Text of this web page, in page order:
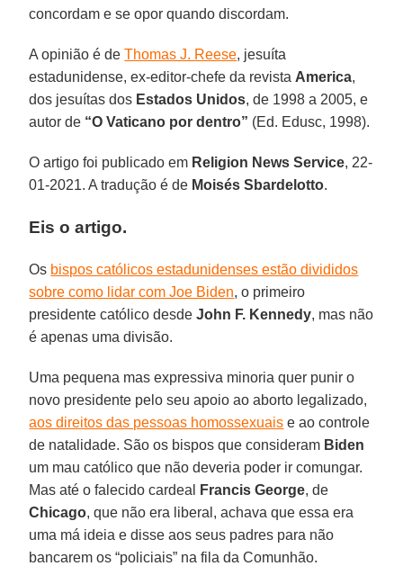
concordam e se opor quando discordam.
A opinião é deThomas J. Reese, jesuíta
estadunidense, ex-editor-chefe da revista America,
dos jesuítas dos Estados Unidos, de 1998 a 2005, e
autor de “O Vaticano por dentro” (Ed. Edusc, 1998).
O artigo foi publicado em Religion News Service, 22-
01-2021. A tradução é de Moisés Sbardelotto.
Eis o artigo.
Os bispos católicos estadunidenses estão divididos
sobre como lidar com Joe Biden, o primeiro
presidente católico desdeJohn F. Kennedy, mas não
é apenas uma divisão.
Uma pequena mas expressiva minoria quer punir o
novo presidente pelo seu apoio ao aborto legalizado,
aos direitos das pessoas homossexuais e ao controle
de natalidade. São os bispos que consideram Biden
um mau católico que não deveria poder ir comungar.
Mas até o falecido cardeal
Francis George, de
Chicago, que não era liberal, achava que essa era
uma má ideia e disse aos seus padres para não
bancarem os “policiais” na fila da Comunhão.